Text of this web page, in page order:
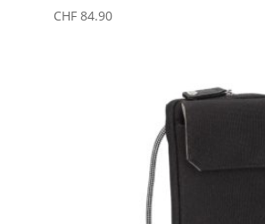
CHF84.90